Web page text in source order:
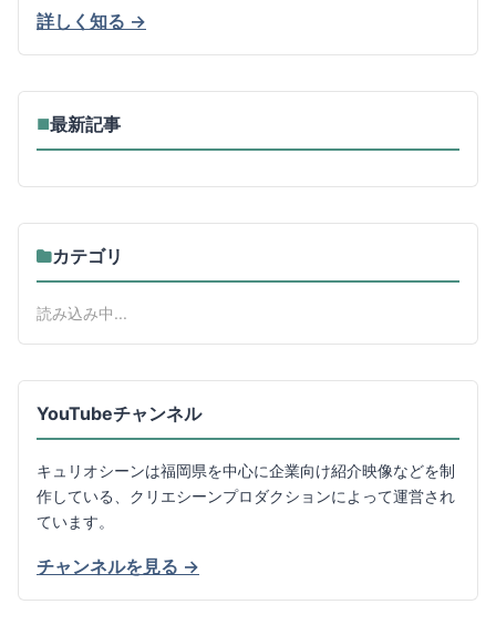
詳しく知る →
■最新記事
カテゴリ
読み込み中...
YouTubeチャンネル
キュリオシーンは福岡県を中心に企業向け紹介映像などを制
作している、クリエシーンプロダクションによって運営され
ています。
チャンネルを見る →